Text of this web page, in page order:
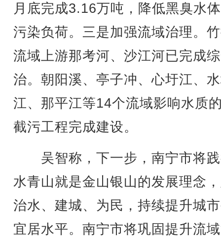
月底完成3.16万吨，降低黑臭水
污染负荷。三是加强流域治理。
流域上游那考河、沙江河已完成
治。朝阳溪、亭子冲、心圩江、
江、那平江等14个流域影响水质
截污工程完成建设。
吴智称，下一步，南宁市将
水青山就是金山银山的发展理念
治水、建城、为民，持续提升城
宜居水平。南宁市将巩固提升流